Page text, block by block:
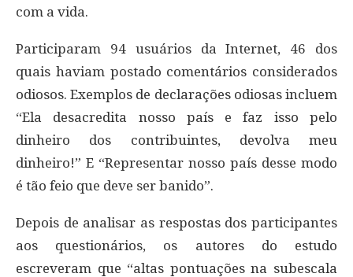
com a vida.
Participaram 94 usuários da Internet, 46 dos
quais haviam postado comentários considerados
odiosos. Exemplos de declarações odiosas incluem
“Ela desacredita nosso país e faz isso pelo
dinheiro dos contribuintes, devolva meu
dinheiro!” E “Representar nosso país desse modo
é tão feio que deve ser banido”.
Depois de analisar as respostas dos participantes
aos questionários, os autores do estudo
escreveram que “altas pontuações na subescala